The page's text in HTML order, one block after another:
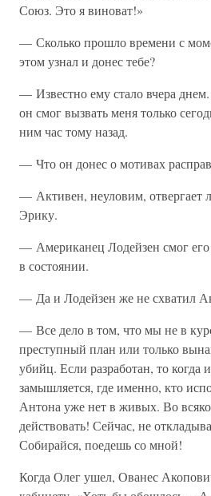
Союз. Это я виноват!»
— Сколько прошло времени с
этом узнал и донес тебе?
— Известно ему стало вчера
он смог вызвать меня только
ним час тому назад.
— Что он донес о мотивах
— Активен, неуловим, отвергает
Эрику.
— Американец Лодейзен смог
в состоянии.
— Да и Лодейзен же не схватил
— Все дело в том, что мы не в
преступный план или только
убийц. Если разработан, то когда
замышляется, где именно, кто
Антона уже нет в живых. Во
действовать! Сейчас, не
Собирайся, поедешь со мной!
Когда Олег ушел, Ованес